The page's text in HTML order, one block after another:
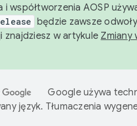
i współtworzenia AOSP
będzie zawsze
znajdziesz w artykule Zmiany
Google używa
język. Tłumaczenia